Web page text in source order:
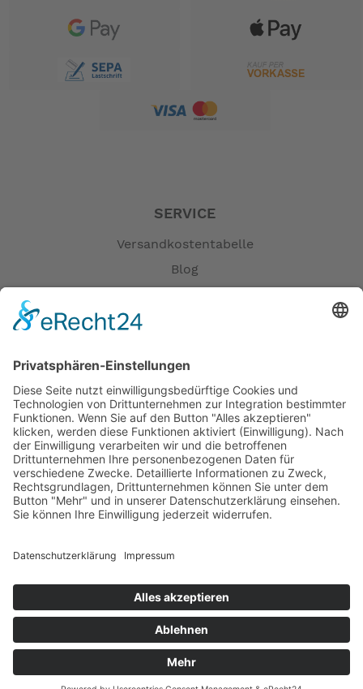
SERVICE
Versandkostentabelle
Blog
Öffnungszeiten
Versandpartner
Verfügbarkeiten
Zahlung und Versand
Datenschutz
Fernabsatz
Widerrufsrecht MS
Kontakt
Batterieverordnung
Ergänzende Allgemeine Geschäftsbedingungen zum